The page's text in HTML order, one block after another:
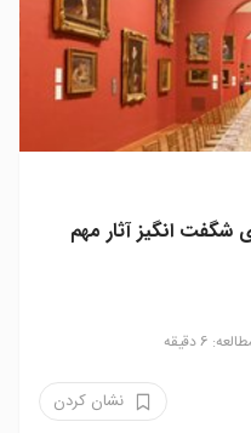
شگفت انگیز آثار مهم
6 دقیقه
نشان کردن